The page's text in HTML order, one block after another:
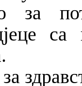
за
са